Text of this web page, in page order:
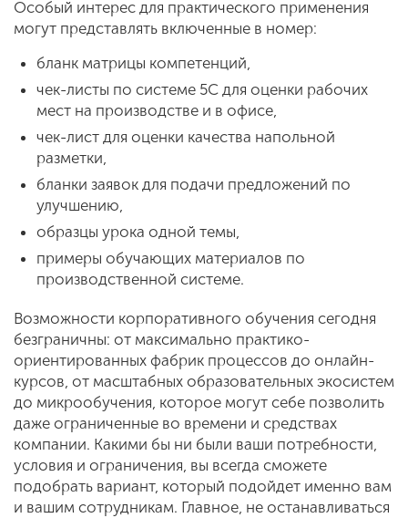
Особый интерес для практического применения
могут представлять включенные в номер:
бланк матрицы компетенций,
чек-листы по системе 5С для оценки рабочих
мест на производстве и в офисе,
чек-лист для оценки качества напольной
разметки,
бланки заявок для подачи предложений по
улучшению,
образцы урока одной темы,
примеры обучающих материалов по
производственной системе.
Возможности корпоративного обучения сегодня
безграничны: от максимально практико-
ориентированных фабрик процессов до онлайн-
курсов, от масштабных образовательных экосистем
до микрообучения, которое могут себе позволить
даже ограниченные во времени и средствах
компании. Какими бы ни были ваши потребности,
условия и ограничения, вы всегда сможете
подобрать вариант, который подойдет именно вам
и вашим сотрудникам. Главное, не останавливаться